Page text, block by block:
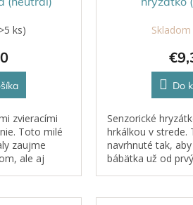
ks)
zvieracími
Toto milé
zaujme
ale aj
Skladom
Do
Senzorické
hrkálkou v strede.
navrhnuté tak,
bábätka už od